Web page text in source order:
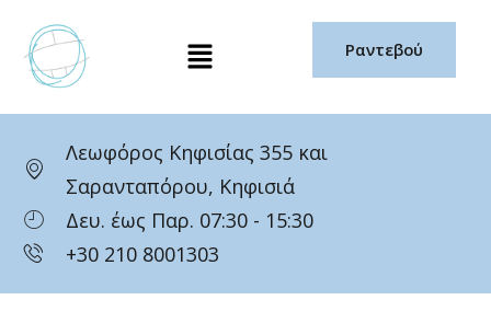
στο
περιεχόμενο
Μενού Ραντεβού
Λεωφόρος Κηφισίας 355 και
Σαρανταπόρου, Κηφισιά
Δευ. έως Παρ. 07:30 - 15:30
+30 210 8001303